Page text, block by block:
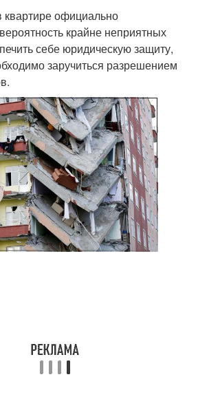
квартире официально
крайне неприятных
себе юридическую защиту,
заручиться разрешением